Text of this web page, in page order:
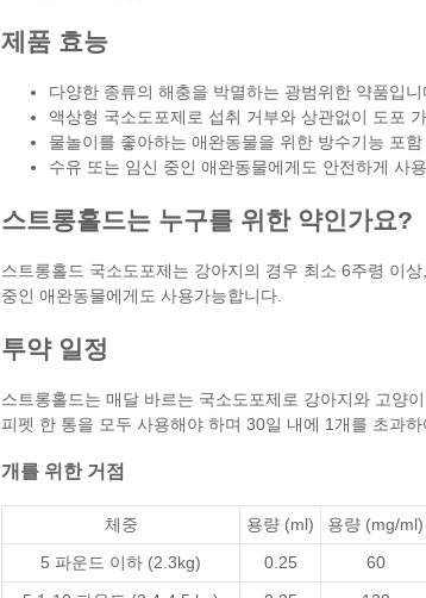
제품 효능
다양한 종류의 해충을 박멸하는 광범위한 약품입니
액상형 국소도포제로 섭취 거부와 상관없이 도포
물놀이를 좋아하는 애완동물을 위한 방수기능 포함
수유 또는 임신 중인 애완동물에게도 안전하게 사
스트롱홀드는 누구를 위한 약인가요?
스트롱홀드 국소도포제는 강아지의 경우 최소 6주령 이
중인 애완동물에게도 사용가능합니다.
투약 일정
스트롱홀드는 매달 바르는 국소도포제로 강아지와 고양
피펫 한 통을 모두 사용해야 하며 30일 내에 1개를 초과
개를 위한 거점
체중 용량 (ml) 용량 (mg/ml)
5 파운드 이하 (2.3kg)
0.25 60